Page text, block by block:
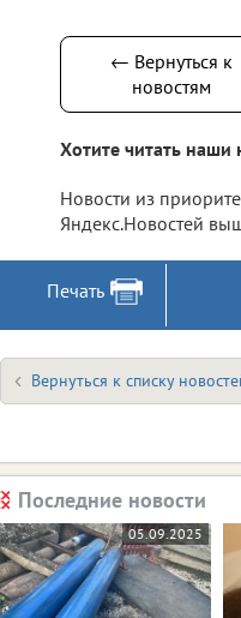
← Вернуться к
новостям
Хотите читать наши
Новости из
Яндекс.Новостей
Печать
Вернуться к списку
Последние новости
05.09.2025